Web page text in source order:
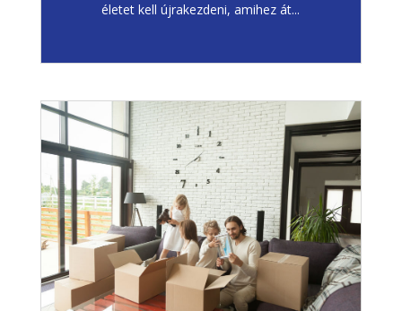
életet kell újrakezdeni, amihez át...